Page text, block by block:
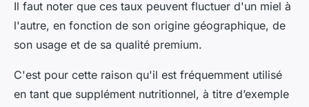
Il faut noter que ces taux peuvent fluctuer d'un miel à
l'autre, en fonction de son origine géographique, de
son usage et de sa qualité premium.
C'est pour cette raison qu'il est fréquemment utilisé
en tant que supplément nutritionnel, à titre d’exemple